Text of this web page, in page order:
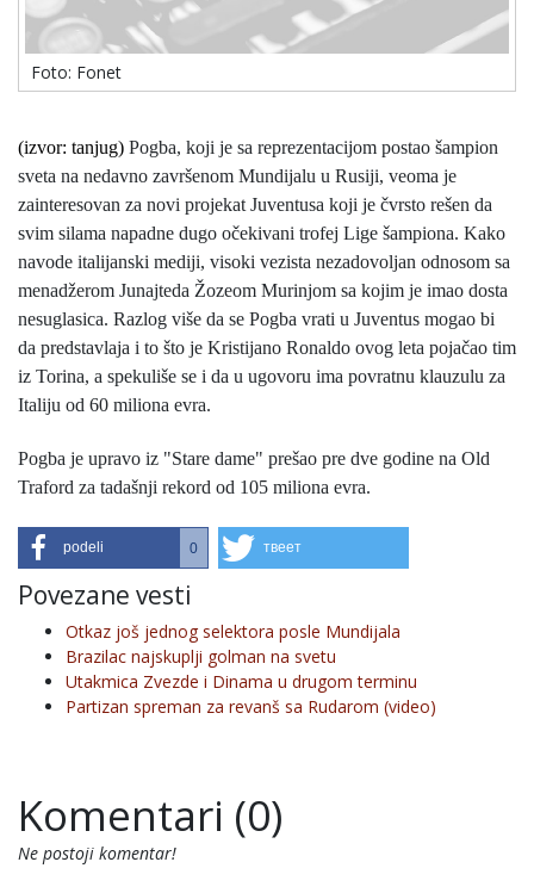
Foto: Fonet
(izvor: tanjug) Pogba, koji je sa reprezentacijom postao šampion
sveta na nedavno završenom Mundijalu u Rusiji, veoma je
zainteresovan za novi projekat Juventusa koji je čvrsto rešen da
svim silama napadne dugo očekivani trofej Lige šampiona. Kako
navode italijanski mediji, visoki vezista nezadovoljan odnosom sa
menadžerom Junajteda Žozeom Murinjom sa kojim je imao dosta
nesuglasica. Razlog više da se Pogba vrati u Juventus mogao bi
da predstavlaja i to što je Kristijano Ronaldo ovog leta pojačao tim
iz Torina, a spekuliše se i da u ugovoru ima povratnu klauzulu za
Italiju od 60 miliona evra.
Pogba je upravo iz "Stare dame" prešao pre dve godine na Old
Traford za tadašnji rekord od 105 miliona evra.
podeli 0 твеет
Povezane vesti
Otkaz još jednog selektora posle Mundijala
Brazilac najskuplji golman na svetu
Utakmica Zvezde i Dinama u drugom terminu
Partizan spreman za revanš sa Rudarom (video)
Komentari (0)
Ne postoji komentar!